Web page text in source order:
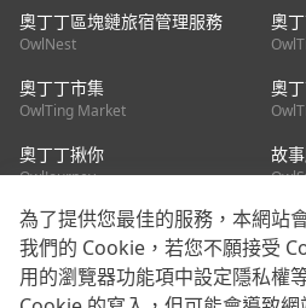
奧丁丁區塊鏈旅宿管理服務
OwlNest
奧
奧丁丁市集
OwlTing Market
奧
奧丁丁揪你
OwlJourney
故
聯絡我們
客服信箱：
為了提供您最佳的服務，本網站
我們的 Cookie，若您不願接受
用的瀏覽器功能項中設定隱私權